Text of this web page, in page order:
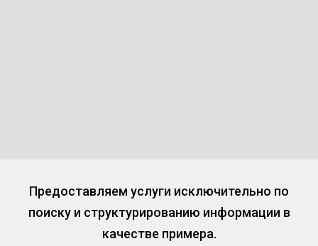
Предоставляем услуги исключительно по
поиску и структурированию информации в
качестве примера.